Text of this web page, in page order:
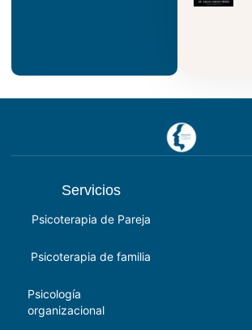
Servicios
Psicoterapia de Pareja
Psicoterapia de familia
Psicología
organizacional